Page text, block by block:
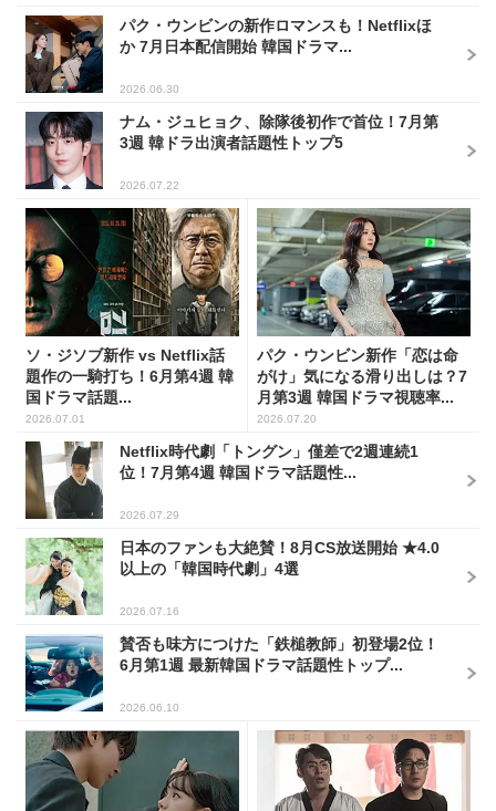
パク・ウンビンの新作ロマンスも！Netflixほ
か 7月日本配信開始 韓国ドラマ...
2026.06.30
ナム・ジュヒョク、除隊後初作で首位！7月第
3週 韓ドラ出演者話題性トップ5
2026.07.22
ソ・ジソブ新作 vs Netflix話
題作の一騎打ち！6月第4週 韓
国ドラマ話題...
2026.07.01
パク・ウンビン新作「恋は命
がけ」気になる滑り出しは？7
月第3週 韓国ドラマ視聴率...
2026.07.20
Netflix時代劇「トングン」僅差で2週連続1
位！7月第4週 韓国ドラマ話題性...
2026.07.29
日本のファンも大絶賛！8月CS放送開始 ★4.0
以上の「韓国時代劇」4選
2026.07.16
賛否も味方につけた「鉄槌教師」初登場2位！
6月第1週 最新韓国ドラマ話題性トップ...
2026.06.10